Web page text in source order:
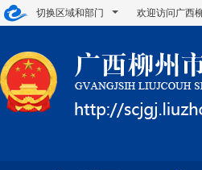
切换区域和部门 欢迎访问广西